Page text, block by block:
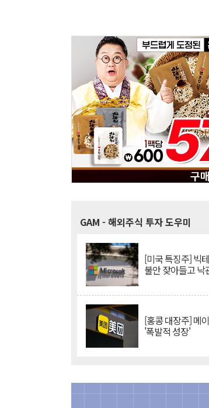
GAM - 해외주식 투자 도우미
[미국 특징주] 빅
불안 잦아들고 낙
[홍콩 대장주] 메
'폭발적 성장'